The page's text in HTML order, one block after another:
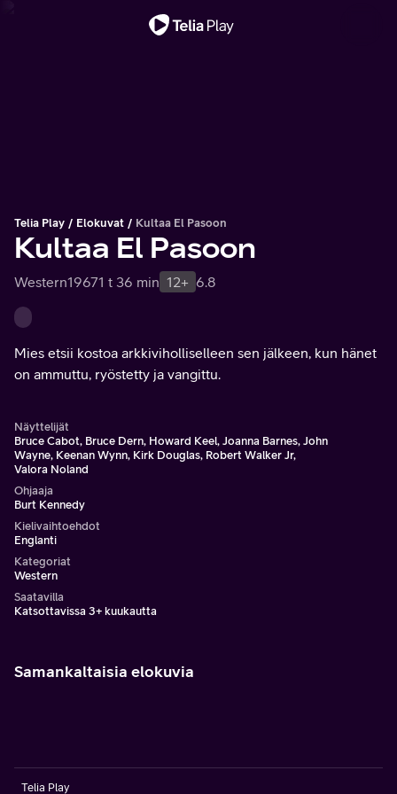
Telia Play Elokuvat Kultaa El Pasoon
Kultaa El Pasoon
Western19671 t 36 min 12+ 6.8
Mies etsii kostoa arkkiviholliselleen sen jälkeen, kun hänet
on ammuttu, ryöstetty ja vangittu.
Näyttelijät
Bruce Cabot, Bruce Dern, Howard Keel, Joanna Barnes, John
Wayne, Keenan Wynn, Kirk Douglas, Robert Walker Jr,
Valora Noland
Ohjaaja
Burt Kennedy
Kielivaihtoehdot
Englanti
Kategoriat
Western
Saatavilla
Katsottavissa 3+ kuukautta
Samankaltaisia elokuvia
Telia Play